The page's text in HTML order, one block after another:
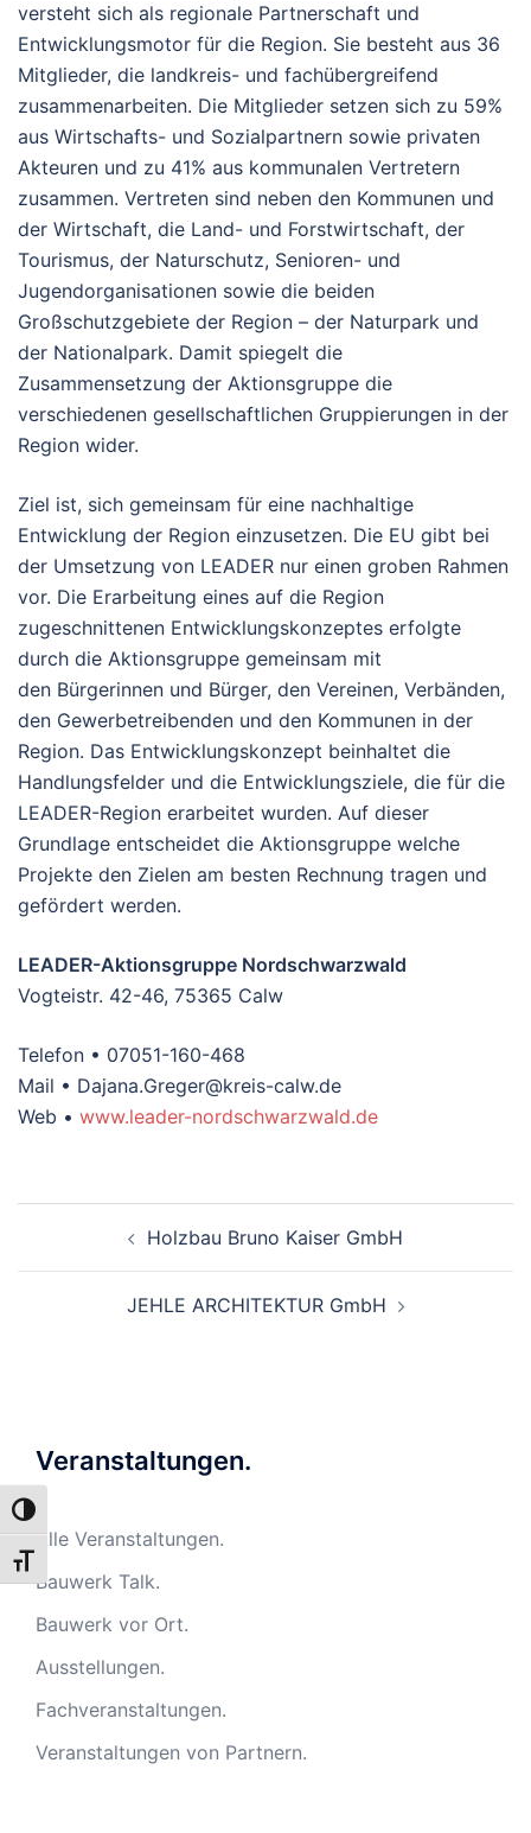
UMSCHALTEN AUF HOHE KONTRASTE
SCHRIFT VERGRÖSSERN
versteht sich als regionale Partnerschaft und
Entwicklungsmotor für die Region. Sie besteht aus 36
Mitglieder, die landkreis- und fachübergreifend
zusammenarbeiten. Die Mitglieder setzen sich zu 59%
aus Wirtschafts- und Sozialpartnern sowie privaten
Akteuren und zu 41% aus kommunalen Vertretern
zusammen. Vertreten sind neben den Kommunen und
der Wirtschaft, die Land- und Forstwirtschaft, der
Tourismus, der Naturschutz, Senioren- und
Jugendorganisationen sowie die beiden
Großschutzgebiete der Region – der Naturpark und
der Nationalpark. Damit spiegelt die
Zusammensetzung der Aktionsgruppe die
verschiedenen gesellschaftlichen Gruppierungen in der
Region wider.
Ziel ist, sich gemeinsam für eine nachhaltige
Entwicklung der Region einzusetzen. Die EU gibt bei
der Umsetzung von LEADER nur einen groben Rahmen
vor. Die Erarbeitung eines auf die Region
zugeschnittenen Entwicklungskonzeptes erfolgte
durch die Aktionsgruppe gemeinsam mit
den Bürgerinnen und Bürger, den Vereinen, Verbänden,
den Gewerbetreibenden und den Kommunen in der
Region. Das Entwicklungskonzept beinhaltet die
Handlungsfelder und die Entwicklungsziele, die für die
LEADER-Region erarbeitet wurden. Auf dieser
Grundlage entscheidet die Aktionsgruppe welche
Projekte den Zielen am besten Rechnung tragen und
gefördert werden.
LEADER-Aktionsgruppe Nordschwarzwald
Vogteistr. 42-46, 75365 Calw
Telefon • 07051-160-468
Mail • Dajana.Greger@kreis-calw.de
Web • www.leader-nordschwarzwald.de
Holzbau Bruno Kaiser GmbH
JEHLE ARCHITEKTUR GmbH
Veranstaltungen.
Alle Veranstaltungen.
Bauwerk Talk.
Bauwerk vor Ort.
Ausstellungen.
Fachveranstaltungen.
Veranstaltungen von Partnern.